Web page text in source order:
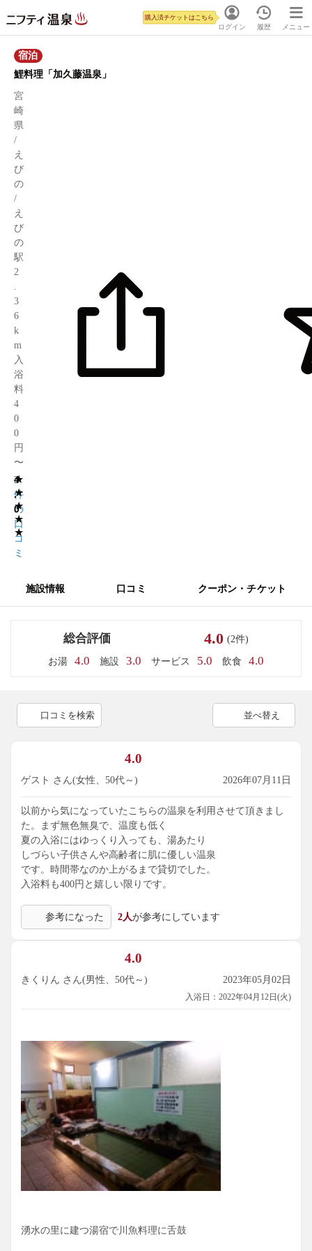
ログイン
購入済チケットはこちら
履歴 メニュー
宿泊
鯉料理「加久藤温泉」
宮
崎
県
/
え
び
の
/
え
び
の
駅
2
3
6
k
m
入
浴
料
4
0
0
円
〜
★
★
★
★
★
4
.
0
2
件
の
口
コ
ミ
施設情報 口コミ クーポン・チケット
総合評価 4.0 (2件)
お湯 4.0 施設 3.0 サービス 5.0 飲食 4.0
口コミを検索 並べ替え
4.0
ゲスト さん(女性、50代～) 2026年07月11日
以前から気になっていたこちらの温泉を利用させて頂きまし
た。まず無色無臭で、温度も低く
夏の入浴にはゆっくり入っても、湯あたり
しづらい子供さんや高齢者に肌に優しい温泉
です。時間帯なのか上がるまで貸切でした。
入浴料も400円と嬉しい限りです。
参考になった 2人が参考にしています
4.0
きくりん さん(男性、50代～) 2023年05月02日
入浴日：2022年04月12日(火)
湧水の里に建つ湯宿で川魚料理に舌鼓